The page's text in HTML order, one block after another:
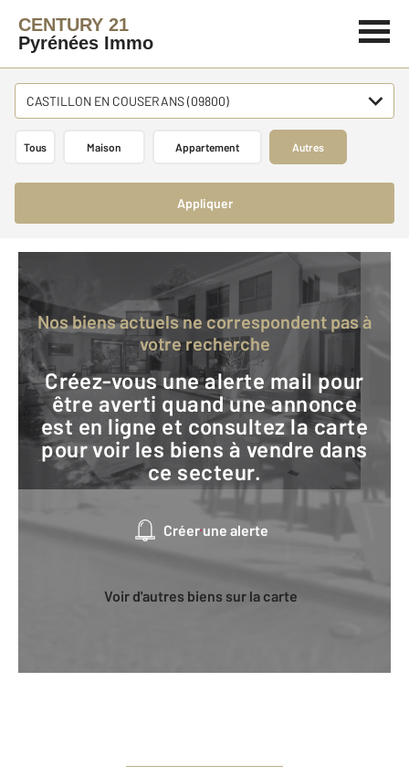
CENTURY 21
Pyrénées Immo
CASTILLON EN COUSERANS (09800)
Tous Maison Appartement Autres
Appliquer
Nos biens actuels ne correspondent pas à
votre recherche
Créez-vous une alerte mail pour
être averti quand une annonce
est en ligne et consultez la carte
pour voir les biens à vendre dans
ce secteur.
Créer une alerte
Voir d'autres biens sur la carte